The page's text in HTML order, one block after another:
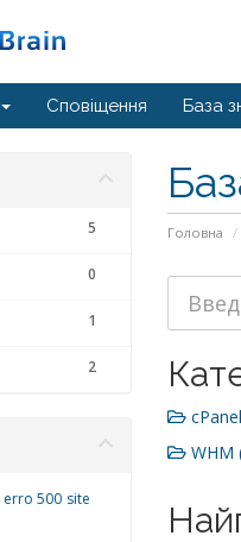
Сповіщення База
Головна
5
0
1
2
WHM
erro 500 site